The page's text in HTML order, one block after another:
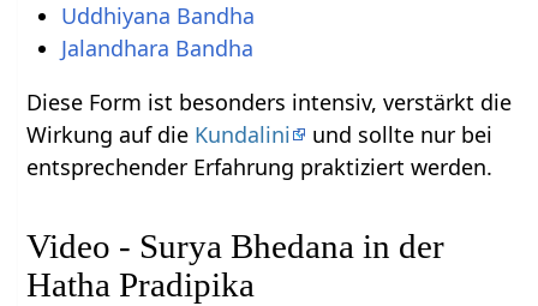
Uddhiyana Bandha
Jalandhara Bandha
Diese Form ist besonders intensiv, verstärkt die
Wirkung auf die Kundalini
und sollte nur bei
entsprechender Erfahrung praktiziert werden.
Video - Surya Bhedana in der
Hatha Pradipika